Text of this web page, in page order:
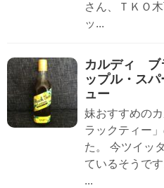
さん、ＴＫＯ
ッ...
カルディ ブ
ップル・ス
ュー
妹おすすめの
ラックティー
た。 今ツイッ
ているそうで
...